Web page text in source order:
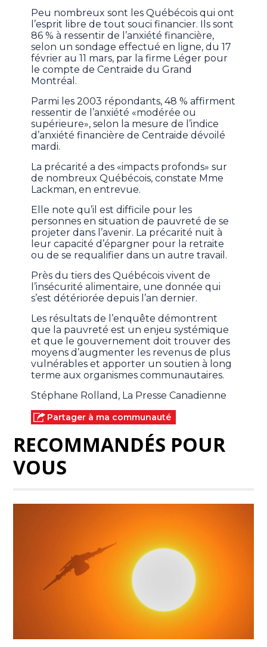
Peu nombreux sont les Québécois qui ont
l’esprit libre de tout souci financier. Ils sont
86 % à ressentir de l’anxiété financière,
selon un sondage effectué en ligne, du 17
février au 11 mars, par la firme Léger pour
le compte de Centraide du Grand
Montréal.
Parmi les 2003 répondants, 48 % affirment
ressentir de l’anxiété «modérée ou
supérieure», selon la mesure de l’indice
d’anxiété financière de Centraide dévoilé
mardi.
La précarité a des «impacts profonds» sur
de nombreux Québécois, constate Mme
Lackman, en entrevue.
Elle note qu’il est difficile pour les
personnes en situation de pauvreté de se
projeter dans l’avenir. La précarité nuit à
leur capacité d’épargner pour la retraite
ou de se requalifier dans un autre travail.
Près du tiers des Québécois vivent de
l’insécurité alimentaire, une donnée qui
s’est détériorée depuis l’an dernier.
Les résultats de l’enquête démontrent
que la pauvreté est un enjeu systémique
et que le gouvernement doit trouver des
moyens d’augmenter les revenus de plus
vulnérables et apporter un soutien à long
terme aux organismes communautaires.
Stéphane Rolland, La Presse Canadienne
Partager à ma communauté
RECOMMANDÉS POUR
VOUS